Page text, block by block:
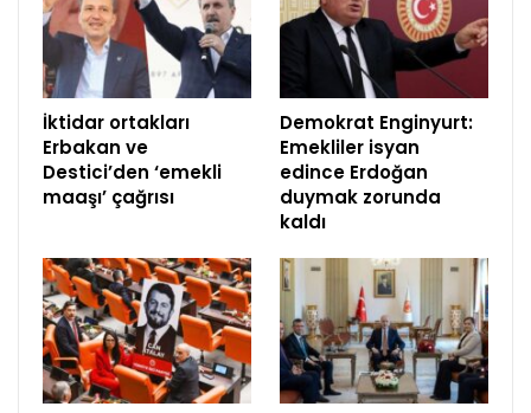
İktidar ortakları
Erbakan ve
Destici’den ‘emekli
maaşı’ çağrısı
Demokrat Enginyurt:
Emekliler isyan
edince Erdoğan
duymak zorunda
kaldı